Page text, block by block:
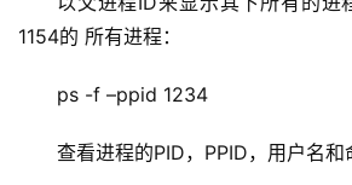
1154的 所有进程：
ps -f –ppid 1234
查看进程的PID，PPID，用户名和